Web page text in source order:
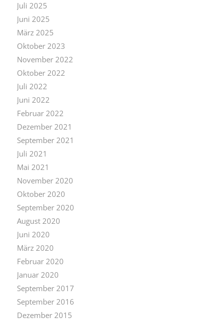
Juli 2025
Juni 2025
März 2025
Oktober 2023
November 2022
Oktober 2022
Juli 2022
Juni 2022
Februar 2022
Dezember 2021
September 2021
Juli 2021
Mai 2021
November 2020
Oktober 2020
September 2020
August 2020
Juni 2020
März 2020
Februar 2020
Januar 2020
September 2017
September 2016
Dezember 2015